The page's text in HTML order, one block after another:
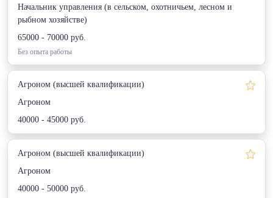
Начальник управления (в сельском, охотничьем, лесном и
рыбном хозяйстве)
65000 - 70000 руб.
Без опыта работы
Агроном (высшей квалификации)
Агроном
40000 - 45000 руб.
Агроном (высшей квалификации)
Агроном
40000 - 50000 руб.